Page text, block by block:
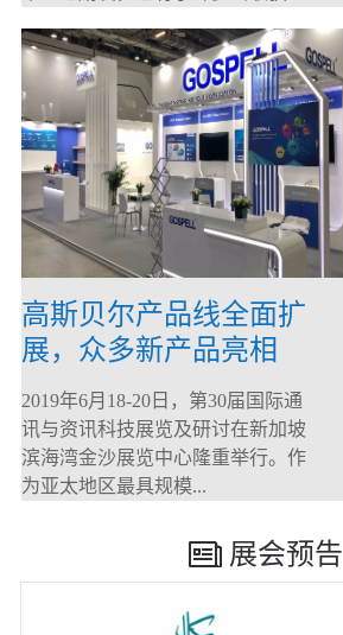
高斯贝尔产品线全面扩
展，众多新产品亮相
CommunicAsia 2019
2019年6月18-20日，第30届国际通
讯与资讯科技展览及研讨在新加坡
滨海湾金沙展览中心隆重举行。作
为亚太地区最具规模...
展会预告